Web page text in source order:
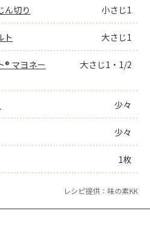
ん切り 小さじ1
ト 大さじ1
® マヨネー
大さじ1・1/2
少々
少々
1枚
レシピ提供：味の素KK